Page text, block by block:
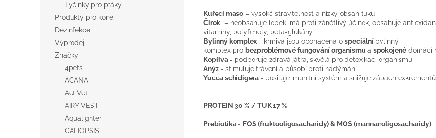
Tyčinky pro ptáky
Produkty pro koně
Dezinfekce
Výprodej
Značky
4pets
ACANA
ActiVet
AIRY VEST
Aqualighter
CALIOPSIS
Kuřecí maso – vysoká stravitelnost a nízky obsah tuku
Čirok – neobsahuje lepek, má proti zánětlivý účinek, obsahuje
vitamíny, polyfenoly, beta-glukány
Bylinný komplex - krmiva jsou obohacena o speciální bylinný
komplex pro bezproblémové fungování organismu a spokojené domácí
Kopřiva - podporuje zdravá játra, skvělá pro detoxikaci organismu
Anýz - stimuluje trávení a působí proti nadýmání
Yucca schidigera - posiluje imunitní systém a snižuje zápach exkrementů
PROTEIN 30 % / TUK 17 %
Prebiotika - FOS (fruktooligosacharidy)& MOS (mannanoligosacharidy)